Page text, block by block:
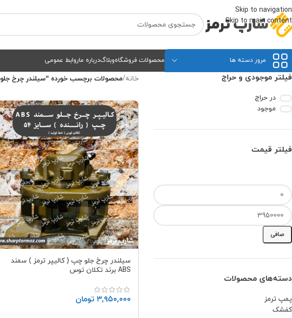
Skip to navigation
Skip to main content
مرور دسته ها محصولات فروشگاهوبلاگدرباره ماروابط عمومی
فیلتر موجودی و حراج
در حراج
موجود
فیلتر قیمت
صافی
دسته‌های محصولات
پمپ ترمز
کفشک
خانه/محصولات برچسب خورده “سیلندر چرخ جلو ABS”
سیلندر چرخ جلو چپ ( کالیپر ترمز ) سمند
ABS برند تکلان توس
۳,۹۵۰,۰۰۰ تومان